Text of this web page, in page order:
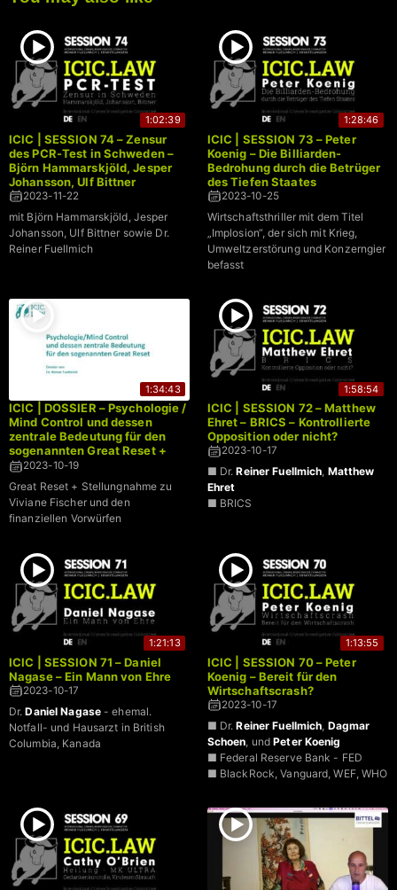
1:02:39
ICIC | SESSION 74 – Zensur
des PCR-Test in Schweden –
Björn Hammarskjöld, Jesper
Johansson, Ulf Bittner
2023-11-22
mit Björn Hammarskjöld, Jesper
Johansson, Ulf Bittner sowie Dr.
Reiner Fuellmich
1:28:46
ICIC | SESSION 73 – Peter
Koenig – Die Billiarden-
Bedrohung durch die Betrüger
des Tiefen Staates
2023-10-25
Wirtschaftsthriller mit dem Titel
„Implosion“, der sich mit Krieg,
Umweltzerstörung und Konzerngier
befasst
1:34:43
ICIC | DOSSIER – Psychologie /
Mind Control und dessen
zentrale Bedeutung für den
sogenannten Great Reset +
Stellungnahme zur Corona-
Ausschuss
Spendenproblematik Reiner
Fuellmich
2023-10-19
Great Reset + Stellungnahme zu
Viviane Fischer und den
finanziellen Vorwürfen
1:58:54
ICIC | SESSION 72 – Matthew
Ehret – BRICS – Kontrollierte
Opposition oder nicht?
2023-10-17
■ Dr.Reiner Fuellmich, Matthew
Ehret
■ BRICS
1:21:13
ICIC | SESSION 71 – Daniel
Nagase – Ein Mann von Ehre
2023-10-17
Dr.Daniel Nagase - ehemal.
Notfall- und Hausarzt in British
Columbia, Kanada
1:13:55
ICIC | SESSION 70 – Peter
Koenig – Bereit für den
Wirtschaftscrash?
2023-10-17
■ Dr.Reiner Fuellmich Dagmar
Schoen , undPeter Koenig
■ Federal Reserve Bank - FED
■ BlackRock, Vanguard, WEF, WHO